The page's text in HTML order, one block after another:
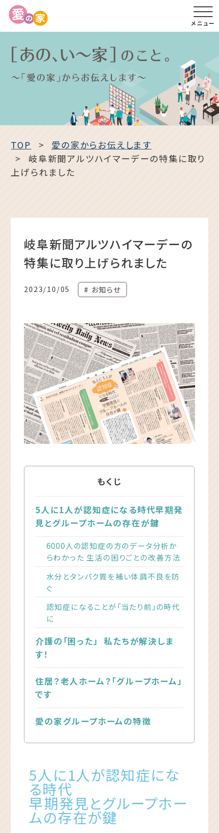
メニュー
TOP
愛の家からお伝えします
岐阜新聞アルツハイマーデーの特集に取り
上げられました
岐阜新聞アルツハイマーデーの
特集に取り上げられました
2023/10/05 お知らせ
もくじ
5人に1人が認知症になる時代早期発
見とグループホームの存在が鍵
6000人の認知症の方のデータ分析か
らわかった 生活の困りごとの改善方法
水分とタンパク質を補い体調不良を防
ぐ
認知症になることが「当たり前」の時代
に
介護の「困った」 私たちが解決しま
す！
住居？老人ホーム？「グループホーム」
です
愛の家グループホームの特徴
5人に1人が認知症にな
る時代
早期発見とグループホー
ムの存在が鍵